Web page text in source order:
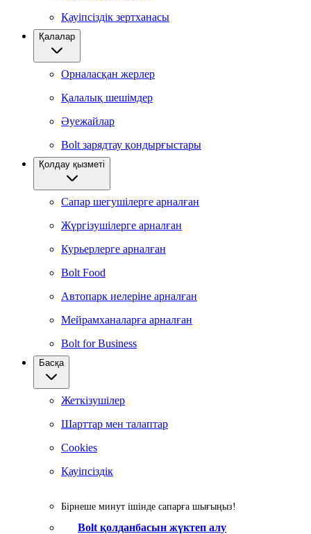
Қауіпсіздік зертханасы
Қалалар
Орналасқан жерлер
Қалалық шешімдер
Әуежайлар
Bolt зарядтау қондырғыстары
Қолдау қызметі
Сапар шегушілерге арналған
Жүргізушілерге арналған
Курьерлерге арналған
Bolt Food
Автопарк иелеріне арналған
Мейрамханаларға арналған
Bolt for Business
Басқа
Жеткізушілер
Шарттар мен талаптар
Cookies
Қауіпсіздік
Бірнеше минут ішінде сапарға шығыңыз!
Bolt қолданбасын жүктеп алу